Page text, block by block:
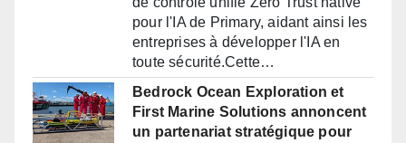
pour l'IA de Primary, aidant ainsi les
entreprises à développer l'IA en
toute sécurité.Cette…
Bedrock Ocean Exploration et
First Marine Solutions annoncent
un partenariat stratégique pour